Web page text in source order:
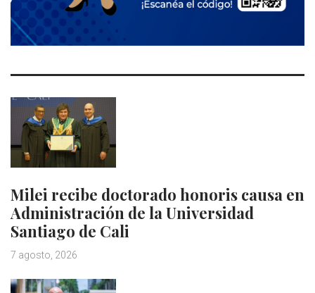
Milei recibe doctorado honoris causa en
Administración de la Universidad
Santiago de Cali
7 agosto, 2026